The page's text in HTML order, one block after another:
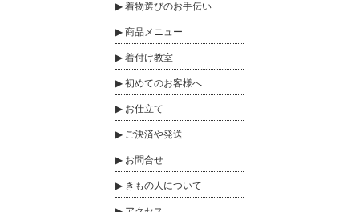
着物選びのお手伝い
商品メニュー
着付け教室
初めてのお客様へ
お仕立て
ご決済や発送
お問合せ
きもの人について